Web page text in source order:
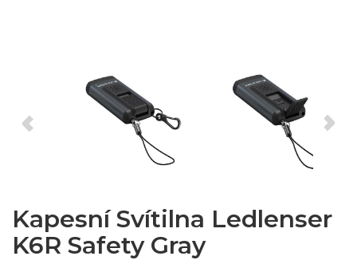
Kapesní Svítilna Ledlenser
K6R Safety Gray